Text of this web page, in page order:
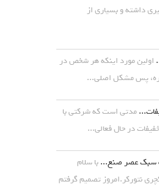
داشته و بسیاری از
اولین مورد اینکه هر شخص در
مدتی است که شرکتی با
در حال فعالی...
به سبک عصر صنع...با سلام
نتورکر.امروز تصمیم گرفتم